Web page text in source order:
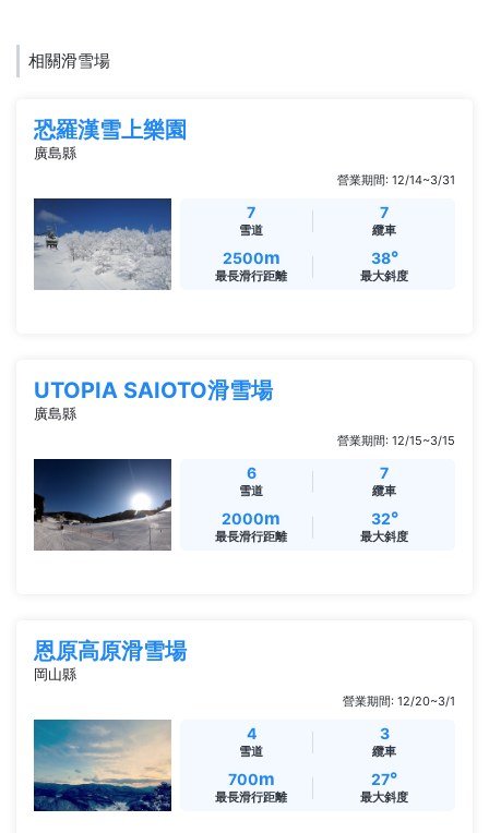
相關滑雪場
恐羅漢雪上樂園
廣島縣
營業期間: 12/14~3/31
7
雪道
7
纜車
2500m
最長滑行距離
38°
最大斜度
UTOPIA SAIOTO滑雪場
廣島縣
營業期間: 12/15~3/15
6
雪道
7
纜車
2000m
最長滑行距離
32°
最大斜度
恩原高原滑雪場
岡山縣
營業期間: 12/20~3/1
4
雪道
3
纜車
700m
最長滑行距離
27°
最大斜度